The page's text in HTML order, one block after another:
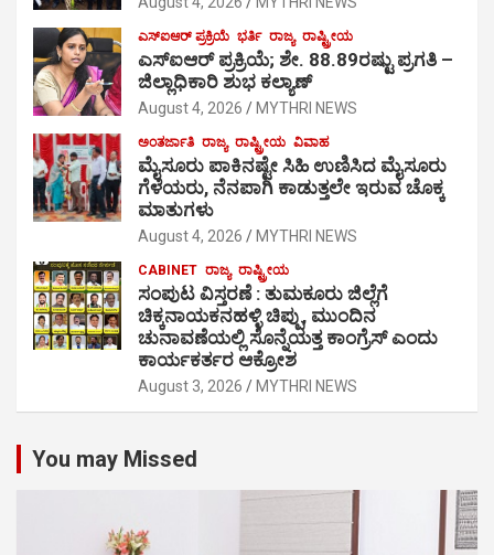
ಎಸ್‍ಐಆರ್ ಪ್ರಕ್ರಿಯೆ ಭರ್ತಿ ರಾಜ್ಯ ರಾಷ್ಟ್ರೀಯ
ಎಸ್‍ಐಆರ್ ಪ್ರಕ್ರಿಯೆ; ಶೇ. 88.89ರಷ್ಟು ಪ್ರಗತಿ –
ಜಿಲ್ಲಾಧಿಕಾರಿ ಶುಭ ಕಲ್ಯಾಣ್
August 4, 2026 MYTHRI NEWS
ಅಂತರ್ಜಾತಿ ರಾಜ್ಯ ರಾಷ್ಟ್ರೀಯ ವಿವಾಹ
ಮೈಸೂರು ಪಾಕಿನಷ್ಟೇ ಸಿಹಿ ಉಣಿಸಿದ ಮೈಸೂರು
ಗೆಳೆಯರು, ನೆನಪಾಗಿ ಕಾಡುತ್ತಲೇ ಇರುವ ಚೊಕ್ಕ
ಮಾತುಗಳು
August 4, 2026 MYTHRI NEWS
CABINET ರಾಜ್ಯ ರಾಷ್ಟ್ರೀಯ
ಸಂಪುಟ ವಿಸ್ತರಣೆ : ತುಮಕೂರು ಜಿಲ್ಲೆಗೆ
ಚಿಕ್ಕನಾಯಕನಹಳ್ಳಿ ಚಿಪ್ಪು, ಮುಂದಿನ
ಚುನಾವಣೆಯಲ್ಲಿ ಸೊನ್ನೆಯತ್ತ ಕಾಂಗ್ರೆಸ್ ಎಂದು
ಕಾರ್ಯಕರ್ತರ ಆಕ್ರೋಶ
August 3, 2026 MYTHRI NEWS
You may Missed